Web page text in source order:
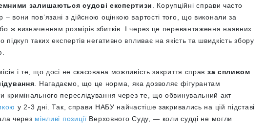
залишаються судові експертизи
. Корупційні справи часто
вони повʼязані з дійсною оцінкою вартості того, що виконали за
ж визначенням розмірів збитків. І через це перевантаження наявних
підкуп таких експертів негативно впливає на якість та швидкість збору
і те, що досі не скасована можливість закриття справ за спливом
. Нагадаємо, що це норма, яка дозволяє фігурантам
кримінального переслідування через те, що обвинувальний акт
у 2-3 дні. Так, справи НАБУ найчастіше закривались на цій підставі
через мінливі позиції Верховного Суду, — коли судді не могли